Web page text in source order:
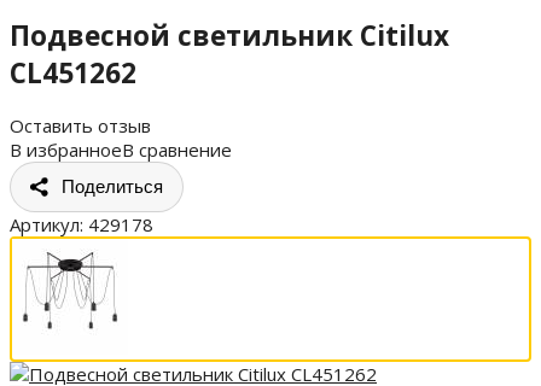
Подвесной светильник Citilux
CL451262
Оставить отзыв
В избранноеВ сравнение
Поделиться
Артикул: 429178